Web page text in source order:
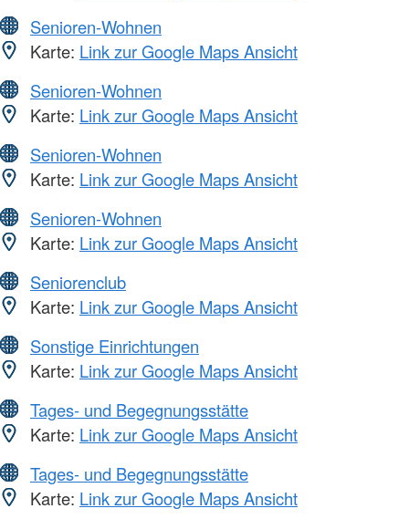
Senioren-Wohnen
Karte: Link zur Google Maps Ansicht
Senioren-Wohnen
Karte: Link zur Google Maps Ansicht
Senioren-Wohnen
Karte: Link zur Google Maps Ansicht
Senioren-Wohnen
Karte: Link zur Google Maps Ansicht
Seniorenclub
Karte: Link zur Google Maps Ansicht
Sonstige Einrichtungen
Karte: Link zur Google Maps Ansicht
Tages- und Begegnungsstätte
Karte: Link zur Google Maps Ansicht
Tages- und Begegnungsstätte
Karte: Link zur Google Maps Ansicht